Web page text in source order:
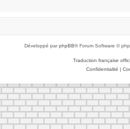
Développé parphpBB® Forum Software ©
Traduction française
Confidentialité |